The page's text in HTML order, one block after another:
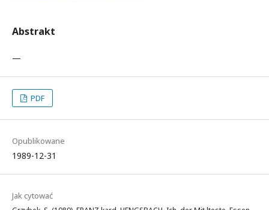
Abstrakt
—
PDF
Opublikowane
1989-12-31
Jak cytować